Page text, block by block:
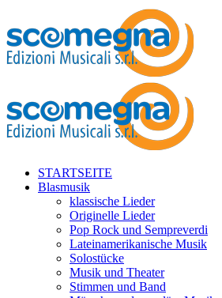
STARTSEITE
Blasmusik
klassische Lieder
Originelle Lieder
Pop Rock und Sempreverdi
Lateinamerikanische Musik
Solostücke
Musik und Theater
Stimmen und Band